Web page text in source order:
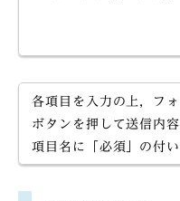
各項目を入力の上，フ
ボタンを押して送信内
項目名に「必須」の付